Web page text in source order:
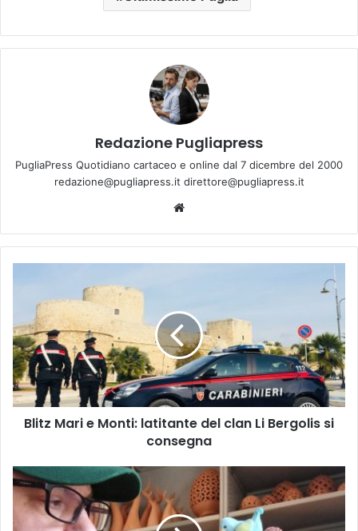
Redazione Pugliapress
PugliaPress Quotidiano cartaceo e online dal 7 dicembre del 2000
redazione@pugliapress.it direttore@pugliapress.it
Monti:
latitante
del
clan
Li
Bergolis
Blitz Mari e Monti: latitante del clan Li Bergolis si
consegna
Nello
Keramos
omaggia